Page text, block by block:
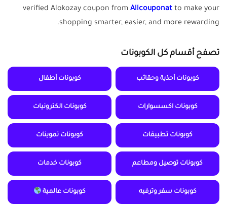
verified Alokozay coupon from Allcouponat to make your
shopping smarter, easier, and more rewarding.
تصفح أقسام كل الكوبونات
كوبونات أحذية وحقائب كوبونات أطفال
كوبونات اكسسوارات كوبونات الكترونيات
كوبونات تطبيقات كوبونات تموينات
كوبونات توصيل ومطاعم كوبونات خدمات
كوبونات سفر وترفيه كوبونات عالمية